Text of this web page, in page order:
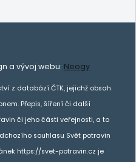
a vývoj webu: Neogy
z databází ČTK, jejichž obsah
Přepis, šíření či další
či jeho části veřejnosti, a to
souhlasu Svět potravin
https://svet-potravin.cz je